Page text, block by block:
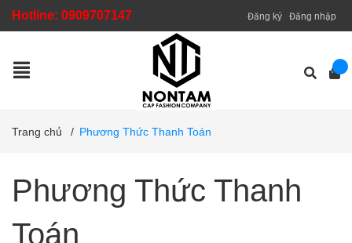
Hotline: 0909707147 Đăng ký Đăng nhập
Trang chủ / Phương Thức Thanh Toán
Phương Thức Thanh
Toán